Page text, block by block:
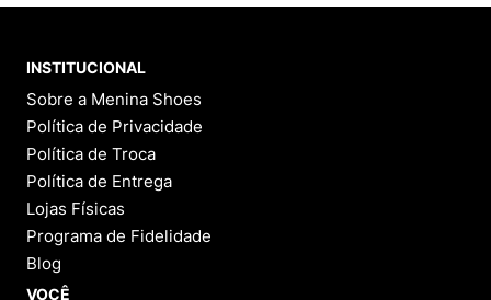
Complete seu Look: